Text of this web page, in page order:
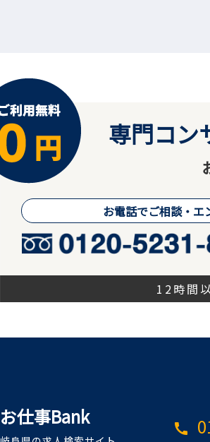
専門コン
お電話でご相談・エ
12時間
お仕事Bank
call